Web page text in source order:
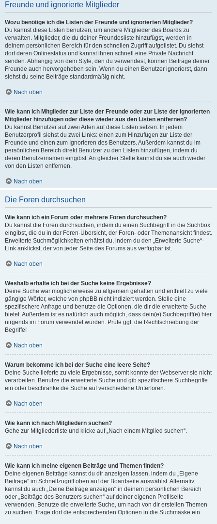
Freunde und ignorierte Mitglieder
Wozu benötige ich die Listen der Freunde und ignorierten Mitglieder?
Du kannst diese Listen benutzen, um andere Mitglieder des Boards zu
verwalten. Mitglieder, die du deiner Freundesliste hinzufügst, werden in
deinem persönlichen Bereich für den schnellen Zugriff aufgelistet. Du siehst
dort deren Onlinestatus und kannst ihnen schnell eine Private Nachricht
senden. Abhängig von dem Style, den du verwendest, können Beiträge deiner
Freunde auch hervorgehoben sein. Wenn du einen Benutzer ignorierst, dann
siehst du seine Beiträge standardmäßig nicht.
Nach oben
Wie kann ich Mitglieder zur Liste der Freunde oder zur Liste der ignorierten
Mitglieder hinzufügen oder diese wieder aus den Listen entfernen?
Du kannst Benutzer auf zwei Arten auf diese Listen setzen: In jedem
Benutzerprofil siehst du zwei Links: einen zum Hinzufügen zur Liste der
Freunde und einen zum Ignorieren des Benutzers. Außerdem kannst du im
persönlichen Bereich direkt Benutzer zu den Listen hinzufügen, indem du
deren Benutzernamen eingibst. An gleicher Stelle kannst du sie auch wieder
von den Listen entfernen.
Nach oben
Die Foren durchsuchen
Wie kann ich ein Forum oder mehrere Foren durchsuchen?
Du kannst die Foren durchsuchen, indem du einen Suchbegriff in die Suchbox
eingibst, die du in der Foren-Übersicht, der Foren- oder Themenansicht findest.
Erweiterte Suchmöglichkeiten erhältst du, indem du den „Erweiterte Suche“-
Link anklickst, der von jeder Seite des Forums aus verfügbar ist.
Nach oben
Weshalb erhalte ich bei der Suche keine Ergebnisse?
Deine Suche war möglicherweise zu allgemein gehalten und enthielt zu viele
gängige Wörter, welche von phpBB nicht indiziert werden. Stelle eine
spezifischere Anfrage und benutze die Optionen, die dir die erweiterte Suche
bietet. Außerdem ist es natürlich auch möglich, dass dein(e) Suchbegriff(e) hier
nirgends im Forum verwendet wurden. Prüfe ggf. die Rechtschreibung der
Begriffe!
Nach oben
Warum bekomme ich bei der Suche eine leere Seite?
Deine Suche lieferte zu viele Ergebnisse, somit konnte der Webserver sie nicht
verarbeiten. Benutze die erweiterte Suche und gib spezifischere Suchbegriffe
ein oder beschränke die Suche auf verschiedene Unterforen.
Nach oben
Wie kann ich nach Mitgliedern suchen?
Gehe zur Mitgliederliste und klicke auf „Nach einem Mitglied suchen“.
Nach oben
Wie kann ich meine eigenen Beiträge und Themen finden?
Deine eigenen Beiträge kannst du dir anzeigen lassen, indem du „Eigene
Beiträge“ im Schnellzugriff oben auf der Boardseite auswählst. Alternativ
kannst du auch „Deine Beiträge anzeigen“ in deinem persönlichen Bereich
oder „Beiträge des Benutzers suchen“ auf deiner eigenen Profilseite
verwenden. Benutze die erweiterte Suche, um nach von dir erstellen Themen
zu suchen. Trage dort die entsprechenden Optionen in die Suchmaske ein.